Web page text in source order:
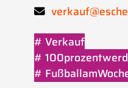
# Verkauf
#
#